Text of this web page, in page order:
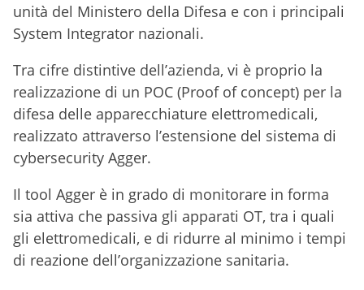
unità del Ministero della Difesa e con i principali
System Integrator nazionali.
Tra cifre distintive dell’azienda, vi è proprio la
realizzazione di un POC (Proof of concept) per la
difesa delle apparecchiature elettromedicali,
realizzato attraverso l’estensione del sistema di
cybersecurity Agger.
Il tool Agger è in grado di monitorare in forma
sia attiva che passiva gli apparati OT, tra i quali
gli elettromedicali, e di ridurre al minimo i tempi
di reazione dell’organizzazione sanitaria.